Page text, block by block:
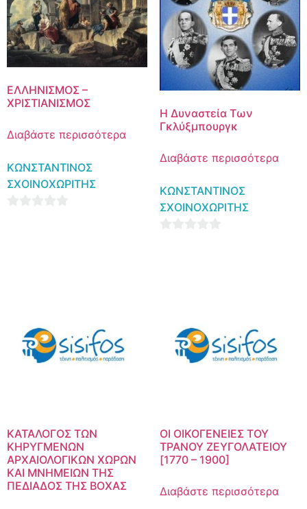
ΕΛΛΗΝΙΣΜΟΣ –
ΧΡΙΣΤΙΑΝΙΣΜΟΣ
Διαβάστε περισσότερα
ΚΩΝΣΤΑΝΤΙΝΟΣ
ΣΧΟΙΝΟΧΩΡΙΤΗΣ
Η Δυναστεία Των
Γκλύξμπουργκ
Διαβάστε περισσότερα
ΚΩΝΣΤΑΝΤΙΝΟΣ
ΣΧΟΙΝΟΧΩΡΙΤΗΣ
ΚΑΤΑΛΟΓΟΣ ΤΩΝ
ΚΗΡΥΓΜΕΝΩΝ
ΑΡΧΑΙΟΛΟΓΙΚΩΝ ΧΩΡΩΝ
ΚΑΙ ΜΝΗΜΕΙΩΝ ΤΗΣ
ΠΕΔΙΑΔΟΣ ΤΗΣ ΒΟΧΑΣ
ΟΙ ΟΙΚΟΓΕΝΕΙΕΣ ΤΟΥ
ΤΡΑΝΟΥ ΖΕΥΓΟΛΑΤΕΙΟΥ
[1770 – 1900]
Διαβάστε περισσότερα